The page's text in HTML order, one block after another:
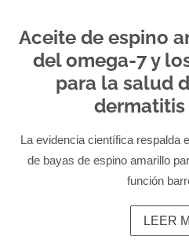
Aceite de espino
del omega-7 y
para la salud
La evidencia científica respalda
de bayas de espino amarillo
función
LEER